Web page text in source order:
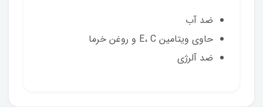
ضد آب
حاوی ویتامین E، C و روغن خرما
ضد آلرژی